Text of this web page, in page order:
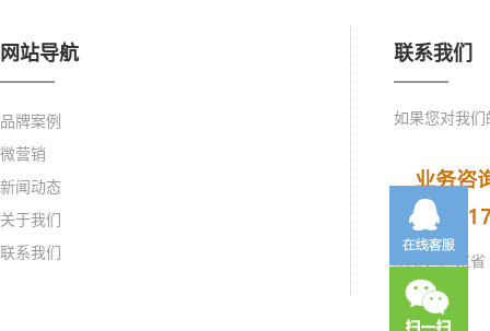
网站导航
品牌案例
微营销
新闻动态
关于我们
联系我们
联系我们
如果您对我
地址：广东